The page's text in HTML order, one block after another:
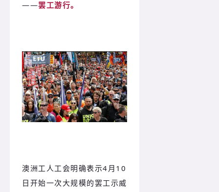
——罢工游行。
澳洲工人工会明确表示4月10
日开始一次大规模的罢工示威